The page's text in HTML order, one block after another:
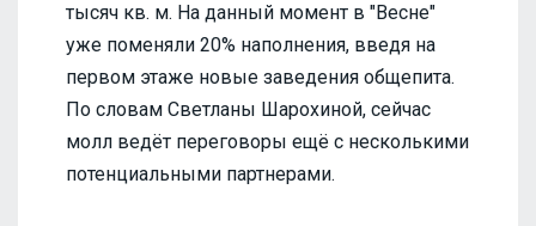
тысяч кв. м. На данный момент в "Весне"
уже поменяли 20% наполнения, введя на
первом этаже новые заведения общепита.
По словам Светланы Шарохиной, сейчас
молл ведёт переговоры ещё с несколькими
потенциальными партнерами.